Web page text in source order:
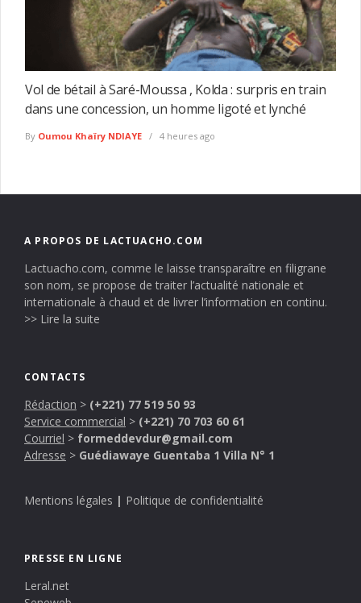
Vol de bétail à Saré-Moussa , Kolda : surpris en train
dans une concession, un homme ligoté et lynché
By Oumou Khaïry NDIAYE 4 heures ago
A PROPOS DE LACTUACHO.COM
Lactuacho.com, comme le laisse transparaître en filigrane
son nom, se propose de traiter l’actualité nationale et
internationale à chaud et de livrer l’information en continu.
>> Lire la suite
CONTACTS
Rédaction > (+221) 77 519 50 93
Service commercial > (+221) 70 703 60 61
Courriel > formeddevdur@gmail.com
Adresse > Guédiawaye Guentaba 1 Villa N° 1
Mentions légales | Politique de confidentialité
PRESSE EN LIGNE
Leral.net